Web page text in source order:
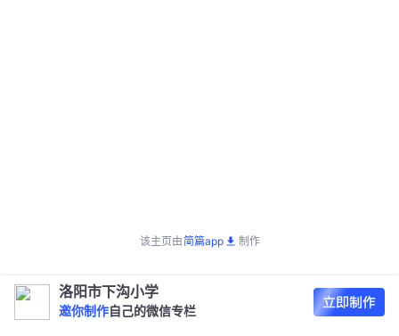
该主页由简篇app 制作
洛阳市下沟小学
邀你制作 自己的微信专栏